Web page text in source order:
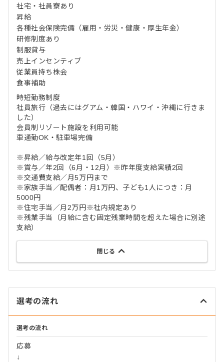
社宅・社員寮あり
昇給
各種社会保険完備（雇用・労災・健康・厚生年金）
研修制度あり
制服貸与
売上インセンティブ
従業員持ち株会
食事補助
時短勤務制度
社員旅行（過去にはグアム・韓国・ハワイ・沖縄に行きま
した）
会員制リゾート施設を利用可能
車通勤OK・駐車場完備
※昇給／給与改定年1回（5月）
※賞与／年2回（6月・12月）※昨年度支給実績2回
※交通費支給／月5万円まで
※家族手当／配偶者：月1万円、子ども1人につき：月
5000円
※住宅手当／月2万円※社内規定あり
※残業手当（月給に含む固定残業時間を超えた場合に別途
支給）
閉じる
選考の流れ
選考の流れ
応募
↓